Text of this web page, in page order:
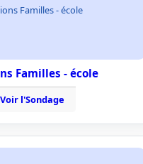
Familles - école
Familles - école
Voir l'Sondage